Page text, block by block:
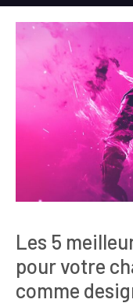
Les 5
pour votre
comme